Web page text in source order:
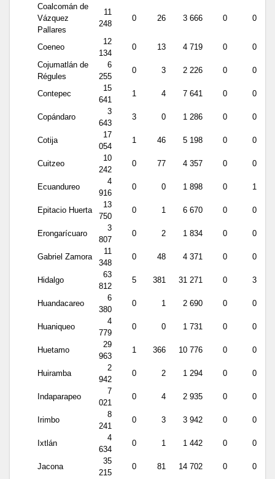
Coalcomán de
Vázquez
Pallares
11
248
0 26 3 666 0 0
Coeneo
12
134
0 13 4 719 0
0
Cojumatlán de
Régules
6
255
0 3 2 226 0 0
Contepec
15
641
1 4 7 641 0 0
Copándaro
3
643
3 0 1 286 0 0
Cotija
17
054
1 46 5 198 0 0
Cuitzeo
10
242
0 77 4 357 0 0
Ecuandureo
4
916
0 0 1 898 0 1
Epitacio Huerta
13
750
0 1 6 670 0 0
Erongarícuaro
3
807
0 2 1 834 0 0
Gabriel Zamora
11
348
0 48 4 371 0 0
Hidalgo
63
812
5 381 31 271 0 3
Huandacareo
6
380
0 1 2 690 0 0
Huaniqueo
4
779
0 0 1 731 0 0
Huetamo
29
963
1 366 10 776 0 0
Huiramba
2
942
0 2 1 294 0 0
Indaparapeo
7
021
0 4 2 935 0 0
Irimbo
8
241
0 3 3 942 0 0
Ixtlán
4
634
0 1 1 442 0 0
Jacona
35
215
0 81 14 702 0 0